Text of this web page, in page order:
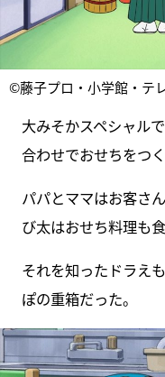
©藤子プロ・小学館・テ
大みそかスペシャル
合わせでおせちをつ
パパとママはお客さ
び太はおせち料理も
それを知ったドラえ
ぽの重箱だった。